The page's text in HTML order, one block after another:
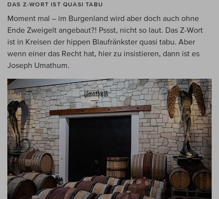
DAS Z-WORT IST QUASI TABU
Moment mal – im Burgenland wird aber doch auch ohne
Ende Zweigelt angebaut?! Pssst, nicht so laut. Das Z-Wort
ist in Kreisen der hippen Blaufränkster quasi tabu. Aber
wenn einer das Recht hat, hier zu insistieren, dann ist es
Joseph Umathum.